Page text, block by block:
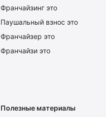
Франчайзинг это
Паушальный взнос это
Франчайзер это
Франчайзи это
Полезные материалы